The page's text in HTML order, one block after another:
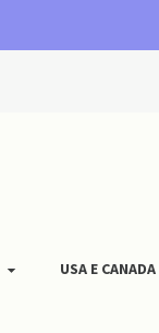
USA E CANADA